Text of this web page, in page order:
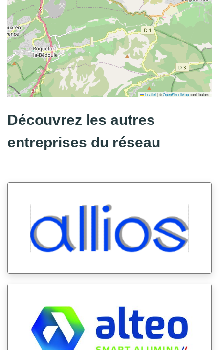
Leaflet|©OpenStreetMapcontributors
Découvrez les autres
entreprises du réseau